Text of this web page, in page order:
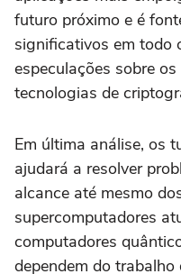
futuro próximo e é
significativos em todo
especulações sobre
tecnologias de
Em última análise, os
ajudará a resolver
alcance até mesmo
supercomputadores
computadores
dependem do